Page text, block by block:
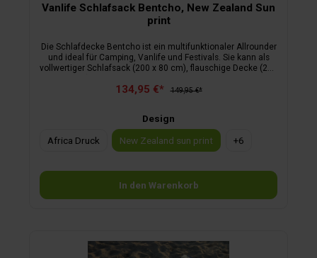
Vanlife Schlafsack Bentcho, New Zealand Sun
print
Die Schlafdecke Bentcho ist ein multifunktionaler Allrounder
und ideal für Camping, Vanlife und Festivals. Sie kann als
vollwertiger Schlafsack (200 x 80 cm), flauschige Decke (200
modische Wendetasche dient als Kissen und stylischer
Polyester
134,95 €* 149,95 €*
Design
Africa Druck
New Zealand sun print +6
In den Warenkorb